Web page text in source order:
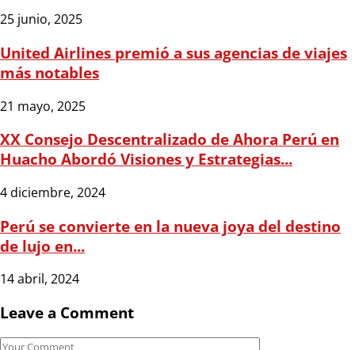
25 junio, 2025
United Airlines premió a sus agencias de viajes
más notables
21 mayo, 2025
XX Consejo Descentralizado de Ahora Perú en
Huacho Abordó Visiones y Estrategias...
4 diciembre, 2024
Perú se convierte en la nueva joya del destino
de lujo en...
14 abril, 2024
Leave a Comment